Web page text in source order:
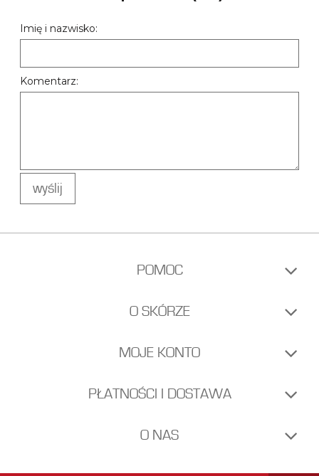
Imię i nazwisko:
Komentarz:
wyślij
POMOC
O SKÓRZE
MOJE KONTO
PŁATNOŚCI I DOSTAWA
O NAS